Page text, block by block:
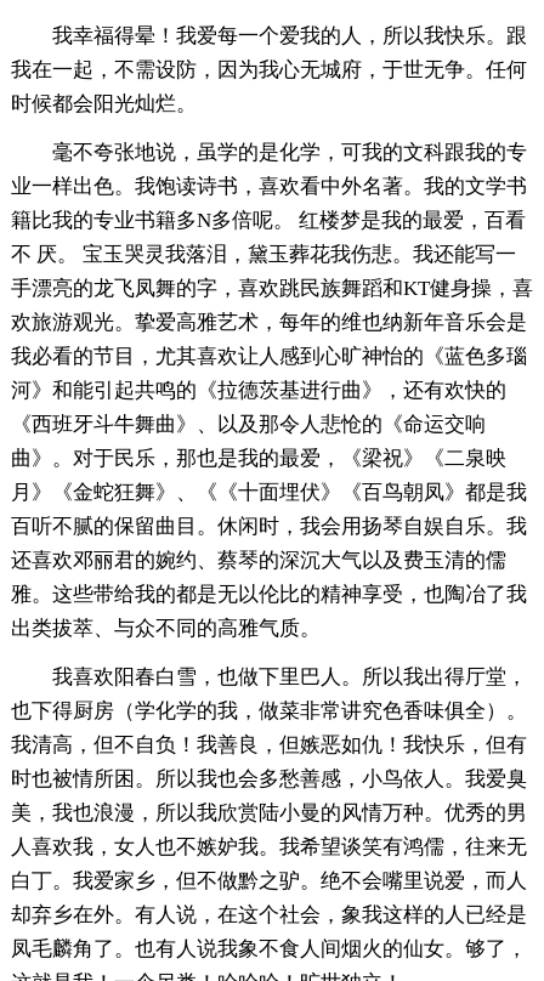
我幸福得晕！我爱每一个爱我的人，所以我快乐。跟
我在一起，不需设防，因为我心无城府，于世无争。任何
时候都会阳光灿烂。
毫不夸张地说，虽学的是化学，可我的文科跟我的专
业一样出色。我饱读诗书，喜欢看中外名著。我的文学书
籍比我的专业书籍多N多倍呢。 红楼梦是我的最爱，百看
不 厌。 宝玉哭灵我落泪，黛玉葬花我伤悲。我还能写一
手漂亮的龙飞凤舞的字，喜欢跳民族舞蹈和KT健身操，喜
欢旅游观光。挚爱高雅艺术，每年的维也纳新年音乐会是
我必看的节目，尤其喜欢让人感到心旷神怡的《蓝色多瑙
河》和能引起共鸣的《拉德茨基进行曲》，还有欢快的
《西班牙斗牛舞曲》、以及那令人悲怆的《命运交响
曲》。对于民乐，那也是我的最爱，《梁祝》《二泉映
月》《金蛇狂舞》、《《十面埋伏》《百鸟朝凤》都是我
百听不腻的保留曲目。休闲时，我会用扬琴自娱自乐。我
还喜欢邓丽君的婉约、蔡琴的深沉大气以及费玉清的儒
雅。这些带给我的都是无以伦比的精神享受，也陶冶了我
出类拔萃、与众不同的高雅气质。
我喜欢阳春白雪，也做下里巴人。所以我出得厅堂，
也下得厨房（学化学的我，做菜非常讲究色香味俱全）。
我清高，但不自负！我善良，但嫉恶如仇！我快乐，但有
时也被情所困。所以我也会多愁善感，小鸟依人。我爱臭
美，我也浪漫，所以我欣赏陆小曼的风情万种。优秀的男
人喜欢我，女人也不嫉妒我。我希望谈笑有鸿儒，往来无
白丁。我爱家乡，但不做黔之驴。绝不会嘴里说爱，而人
却弃乡在外。有人说，在这个社会，象我这样的人已经是
凤毛麟角了。也有人说我象不食人间烟火的仙女。够了，